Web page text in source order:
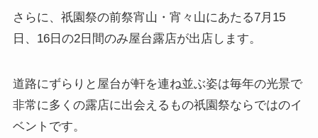
さらに、祇園祭の前祭宵山・宵々山にあたる7月15
日、16日の2日間のみ屋台露店が出店します。
道路にずらりと屋台が軒を連ね並ぶ姿は毎年の光景で
非常に多くの露店に出会えるもの祇園祭ならではのイ
ベントです。